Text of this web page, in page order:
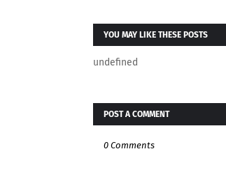
YOU MAY LIKE THESE POSTS
undefined
POST A COMMENT
0 Comments